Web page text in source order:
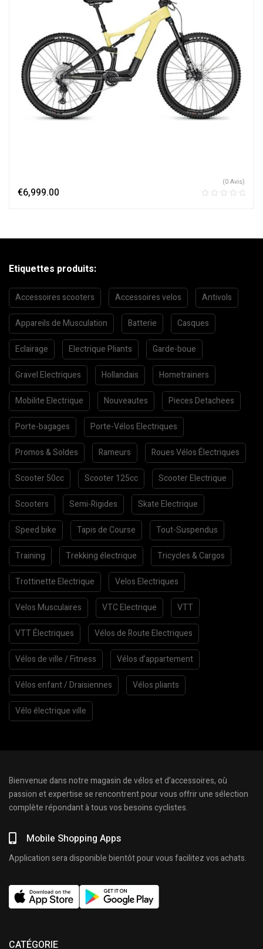
€6,999.00
(0 Avis)
Etiquettes produits:
Accessoires scooters Accessoires velos Antivols
Appareils de Musculation Batterie Casques
Eclairage Electrique Pliants Garde-boue
Gravel Electriques Hollandais Hometrainers
Mobilite Electrique Nouveautes Pieces Detachees
Porte-bagages Porte-Vélos Electriques
Promos & Soldes Rameurs Roues Vélos Électriques
Scooter 50cc Scooter 125cc Scooter Electrique
Scooters Semi-Rigides Skate Electrique
Speed bike Tapis de Course Tout-Suspendus
Training Trekking électrique Tricycles & Cargos
Trottinette Electrique Velos Electriques
Velos Musculaires VTC Electrique VTT
VTT Électriques Vélos de Route Electriques
Vélos de ville / Fitness Vélos d’appartement
Vélos enfant / Draisiennes Vélos pliants
Vélo électrique ville
Bienvenue dans notre magasin de vélos et d’accessoires, où
passion et expertise se rencontrent pour vous offrir une sélection
complète répondant à tous vos besoins cyclistes.
Mobile Shopping Apps
Application sera disponible bientôt pour vous facilitez vos achats.
CATÉGORIE